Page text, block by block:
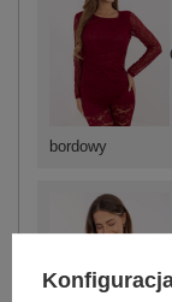
bordowy